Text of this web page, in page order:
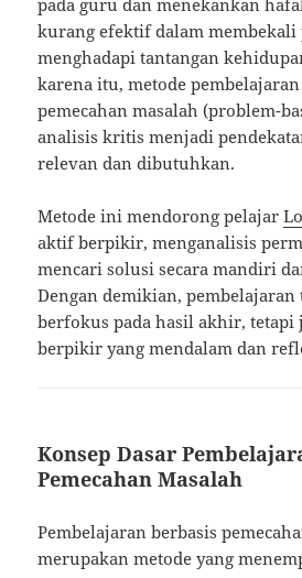
pada guru dan menekankan
kurang efektif dalam membekali
menghadapi tantangan
karena itu, metode
pemecahan masalah (problem-
analisis kritis menjadi
relevan dan dibutuhkan.
Metode ini mendorong pelajar
aktif berpikir, menganalisis
mencari solusi secara mandiri
Dengan demikian, pembelajaran
berfokus pada hasil akhir, tetapi
berpikir yang mendalam dan
Konsep Dasar
Pemecahan Masalah
Pembelajaran berbasis
merupakan metode yang